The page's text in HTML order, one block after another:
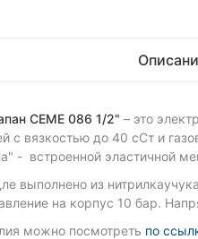
CEME 086 1/2" – это
с вязкостью до 40 сСт и
- встроенной эластичной
выполнено из
на корпус 10 бар.
можно посмотреть по